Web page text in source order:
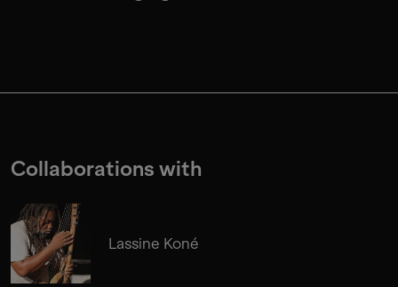
Collaborations with
Lassine Koné